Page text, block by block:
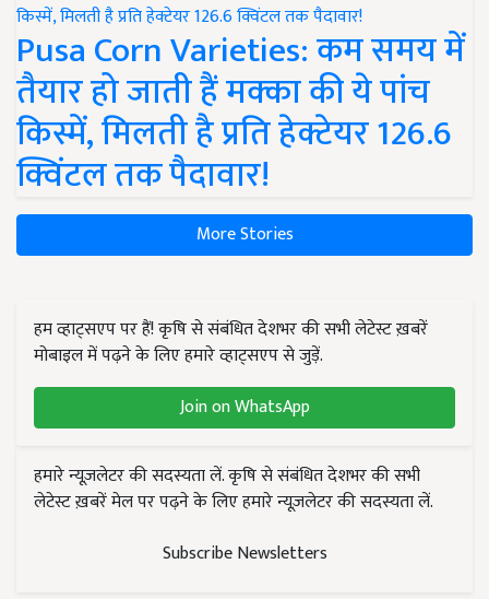
Pusa Corn Varieties: कम समय में
तैयार हो जाती हैं मक्का की ये पांच
किस्में, मिलती है प्रति हेक्टेयर 126.6
क्विंटल तक पैदावार!
More Stories
हम व्हाट्सएप पर हैं! कृषि से संबंधित देशभर की सभी लेटेस्ट ख़बरें
मोबाइल में पढ़ने के लिए हमारे व्हाट्सएप से जुड़ें.
Join on WhatsApp
हमारे न्यूज़लेटर की सदस्यता लें. कृषि से संबंधित देशभर की सभी
लेटेस्ट ख़बरें मेल पर पढ़ने के लिए हमारे न्यूज़लेटर की सदस्यता लें.
Subscribe Newsletters